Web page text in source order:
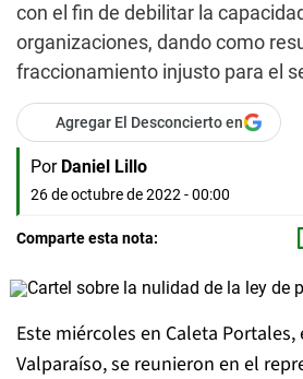
con el fin de debilitar la
organizaciones, dando como
fraccionamiento injusto para el
Agregar El Desconcierto en
Por Daniel Lillo
26 de octubre de 2022 - 00:00
Comparte esta nota:
Este miércoles en Caleta Portales,
Valparaíso, se reunieron en el